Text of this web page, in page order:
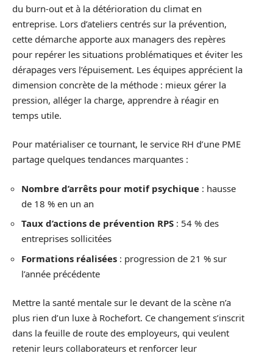
du burn-out et à la détérioration du climat en
entreprise. Lors d’ateliers centrés sur la prévention,
cette démarche apporte aux managers des repères
pour repérer les situations problématiques et éviter les
dérapages vers l’épuisement. Les équipes apprécient la
dimension concrète de la méthode : mieux gérer la
pression, alléger la charge, apprendre à réagir en
temps utile.
Pour matérialiser ce tournant, le service RH d’une PME
partage quelques tendances marquantes :
Nombre d’arrêts pour motif psychique : hausse
de 18 % en un an
Taux d’actions de prévention RPS : 54 % des
entreprises sollicitées
Formations réalisées : progression de 21 % sur
l’année précédente
Mettre la santé mentale sur le devant de la scène n’a
plus rien d’un luxe à Rochefort. Ce changement s’inscrit
dans la feuille de route des employeurs, qui veulent
retenir leurs collaborateurs et renforcer leur